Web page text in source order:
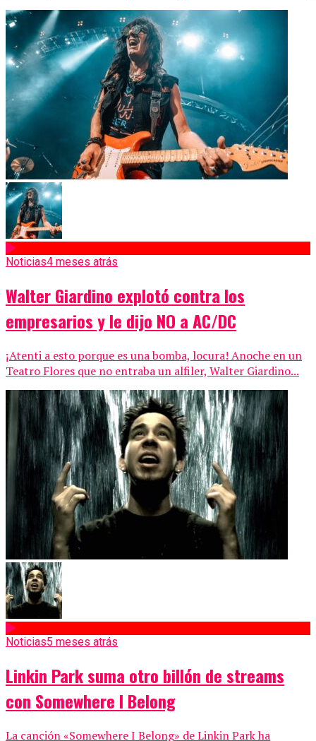
Noticias4 meses atrás
Walter Giardino explotó contra los
empresarios y le dijo NO a AC/DC
¡Atenti a esto porque es una bomba, locura! Anoche en un
Teatro Flores que no entraba un alfiler, Walter Giardino...
Noticias5 meses atrás
Linkin Park suma otro billón de streams
con Somewhere I Belong
La canción «Somewhere I Belong» de Linkin Park ha